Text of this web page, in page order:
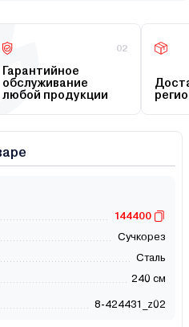
02
Гарантийное
обслуживание
любой продукции
144400
Сучкорез
Сталь
240 см
8-424431_z02